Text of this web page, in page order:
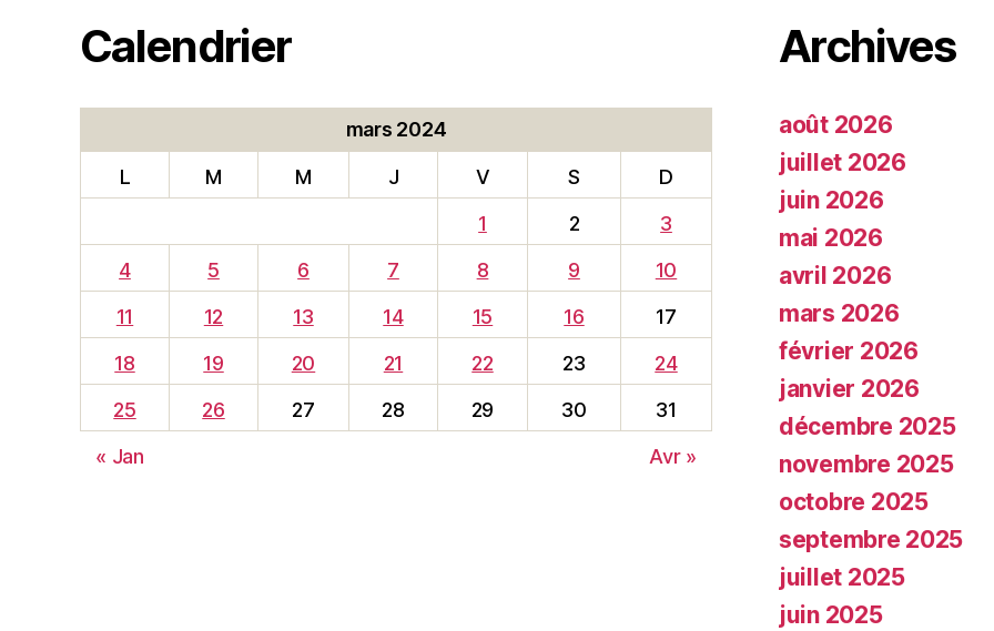
Calendrier
mars 2024
L M M J V S
D
1
2
3
4
5 6 7 8 9
10
11
12 13 14 15 16
17
18
19 20 21 22 23
24
25
26 27 28 29 30
31
« Jan
Avr »
Archives
août 2026
juillet 2026
juin 2026
mai 2026
avril 2026
mars 2026
février 2026
janvier 2026
décembre 2025
novembre 2025
octobre 2025
septembre 2025
juillet 2025
juin 2025